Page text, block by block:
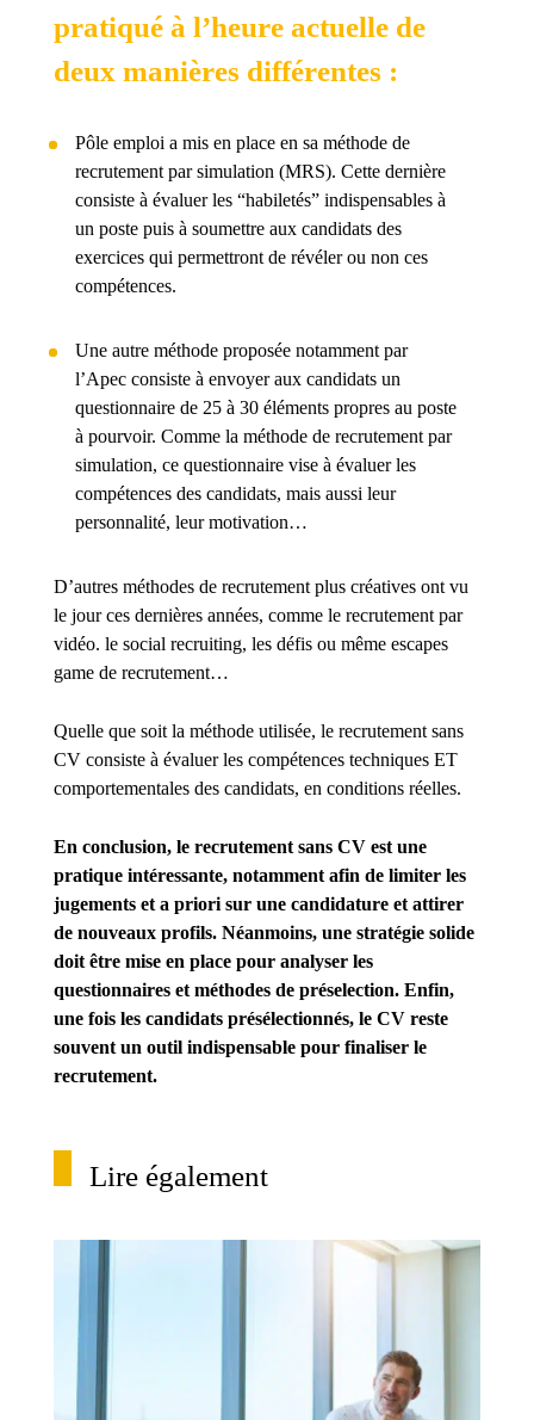
pratiqué à l’heure actuelle de
deux manières différentes :
Pôle emploi a mis en place en sa méthode de
recrutement par simulation (MRS). Cette dernière
consiste à évaluer les “habiletés” indispensables à
un poste puis à soumettre aux candidats des
exercices qui permettront de révéler ou non ces
compétences.
Une autre méthode proposée notamment par
l’Apec consiste à envoyer aux candidats un
questionnaire de 25 à 30 éléments propres au poste
à pourvoir. Comme la méthode de recrutement par
simulation, ce questionnaire vise à évaluer les
compétences des candidats, mais aussi leur
personnalité, leur motivation…
D’autres méthodes de recrutement plus créatives ont vu
le jour ces dernières années, comme le recrutement par
vidéo. le social recruiting, les défis ou même escapes
game de recrutement…
Quelle que soit la méthode utilisée, le recrutement sans
CV consiste à évaluer les compétences techniques ET
comportementales des candidats, en conditions réelles.
En conclusion, le recrutement sans CV est une
pratique intéressante, notamment afin de limiter les
jugements et a priori sur une candidature et attirer
de nouveaux profils. Néanmoins, une stratégie solide
doit être mise en place pour analyser les
questionnaires et méthodes de préselection. Enfin,
une fois les candidats présélectionnés, le CV reste
souvent un outil indispensable pour finaliser le
recrutement.
Lire également